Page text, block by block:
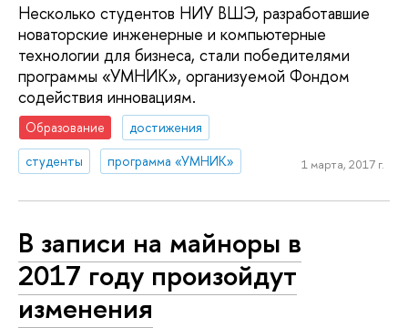
Несколько студентов НИУ ВШЭ, разработавшие
новаторские инженерные и компьютерные
технологии для бизнеса, стали победителями
программы «УМНИК», организуемой Фондом
содействия инновациям.
Образование
достижения
студенты
программа «УМНИК» 1 марта, 2017 г.
В записи на майноры в
2017 году произойдут
изменения